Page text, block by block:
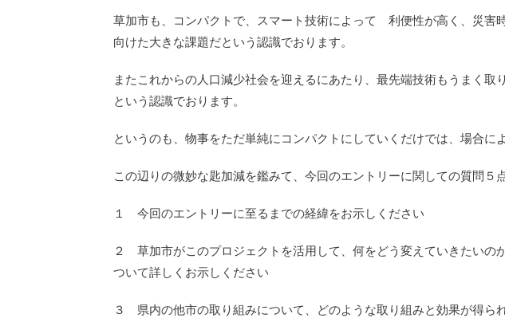
草加市も、コンパクトで、スマート技術によって 利便性が高く、災害
向けた大きな課題だという認識でおります。
またこれからの人口減少社会を迎えるにあたり、最先端技術もうまく
という認識でおります。
というのも、物事をただ単純にコンパクトにしていくだけでは、場合
この辺りの微妙な匙加減を鑑みて、今回のエントリーに関しての質問５点
１ 今回のエントリーに至るまでの経緯をお示しください
２ 草加市がこのプロジェクトを活用して、何をどう変えていきたいの
ついて詳しくお示しください
３ 県内の他市の取り組みについて、どのような取り組みと効果が得ら